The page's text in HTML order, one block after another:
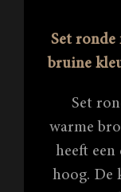
Set ronde
bruine
Set
warme
heeft een
hoog. De